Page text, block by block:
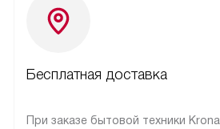
Бесплатная доставка
При заказе бытовой техники Krona